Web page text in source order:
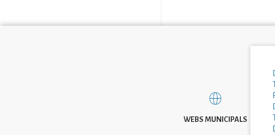
WEBS MUNICIPALS